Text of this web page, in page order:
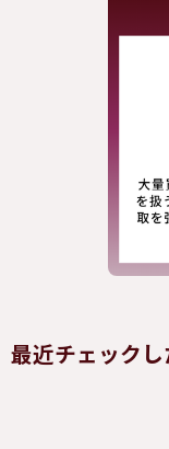
最近チェックし